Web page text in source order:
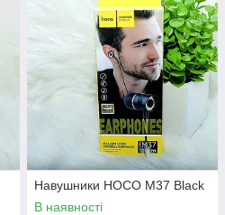
Навушники HOCO M37 Black
В наявності